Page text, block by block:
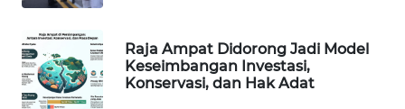
Raja Ampat Didorong Jadi Model
Keseimbangan Investasi,
Konservasi, dan Hak Adat
DESA
WISATA
LAPAK
WAHANA